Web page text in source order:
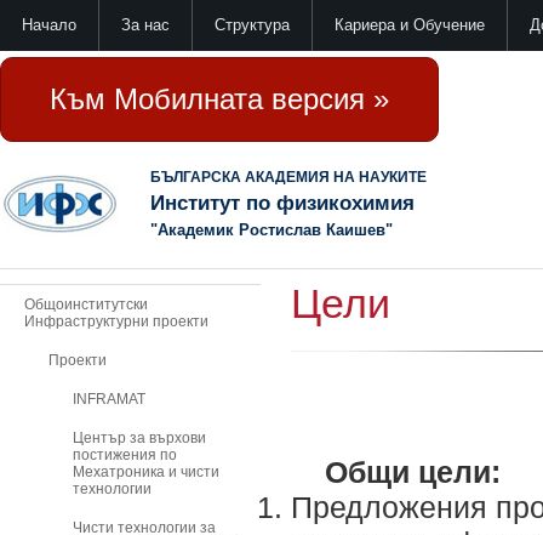
Начало За нас Структура Кариера и Обучение
Към Мобилната версия »
БЪЛГАРСКА АКАДЕМИЯ НА НАУКИТЕ
Институт по физикохимия
"Академик Ростислав Каишев"
Общоинститутски
Инфраструктурни проекти
Проекти
INFRAMAT
Център за върхови
постижения по
Мехатроника и чисти
технологии
Чисти технологии за
Цели
Общи цели:
Предложения